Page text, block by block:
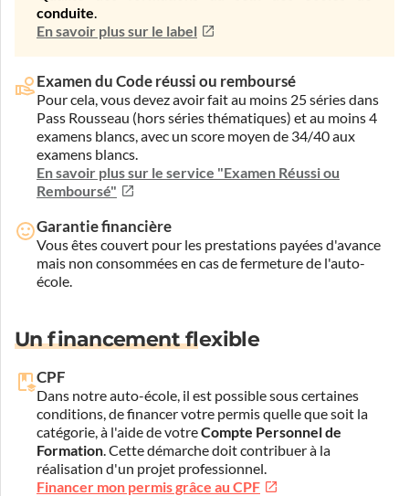
conduite.
En savoir plus sur le label
Examen du Code réussi ou remboursé
Pour cela, vous devez avoir fait au moins 25 séries dans
Pass Rousseau (hors séries thématiques) et au moins 4
examens blancs, avec un score moyen de 34/40 aux
examens blancs.
En savoir plus sur le service "Examen Réussi ou
Remboursé"
Garantie financière
Vous êtes couvert pour les prestations payées d'avance
mais non consommées en cas de fermeture de l'auto-
école.
Un financement flexible
CPF
Dans notre auto-école, il est possible sous certaines
conditions, de financer votre permis quelle que soit la
catégorie, à l'aide de votreCompte Personnel de
Formation. Cette démarche doit contribuer à la
réalisation d'un projet professionnel.
Financer mon permis grâce au CPF